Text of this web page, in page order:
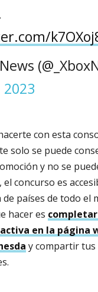
con esta
solo se puede
y no se
el concurso es
de países de todo el
hacer es
en la página
y compartir